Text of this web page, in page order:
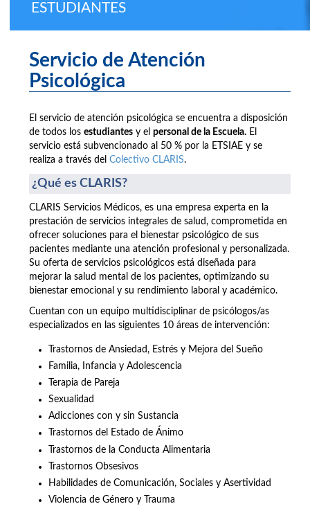
ESTUDIANTES
Servicio de Atención
Psicológica
El servicio de atención psicológica se encuentra a disposición
de todos los estudiantes y el personal de la Escuela. El
servicio está subvencionado al 50 % por la ETSIAE y se
realiza a través del Colectivo CLARIS.
¿Qué es CLARIS?
CLARIS Servicios Médicos, es una empresa experta en la
prestación de servicios integrales de salud, comprometida en
ofrecer soluciones para el bienestar psicológico de sus
pacientes mediante una atención profesional y personalizada.
Su oferta de servicios psicológicos está diseñada para
mejorar la salud mental de los pacientes, optimizando su
bienestar emocional y su rendimiento laboral y académico.
Cuentan con un equipo multidisciplinar de psicólogos/as
especializados en las siguientes 10 áreas de intervención:
Trastornos de Ansiedad, Estrés y Mejora del Sueño
Familia, Infancia y Adolescencia
Terapia de Pareja
Sexualidad
Adicciones con y sin Sustancia
Trastornos del Estado de Ánimo
Trastornos de la Conducta Alimentaria
Trastornos Obsesivos
Habilidades de Comunicación, Sociales y Asertividad
Violencia de Género y Trauma